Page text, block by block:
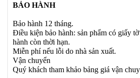
BẢO HÀNH
Bảo hành 12 tháng.
Điều kiện bảo hành: sản phẩm có giấy
hành còn thời hạn.
Miễn phí nếu lỗi do nhà sản xuất.
Vận chuyển
Quý khách tham khảo bảng giá vận